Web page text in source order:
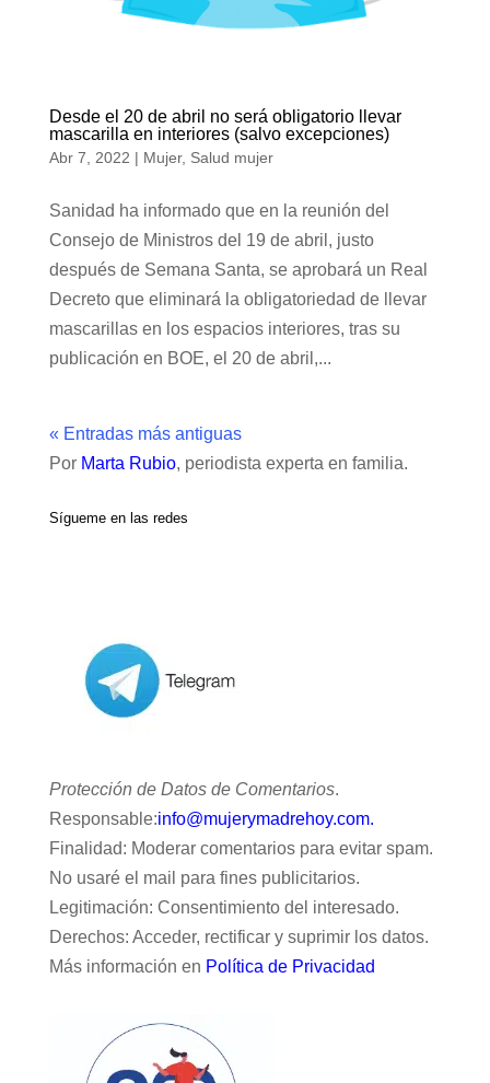
Desde el 20 de abril no será obligatorio llevar
mascarilla en interiores (salvo excepciones)
Abr 7, 2022 | Mujer, Salud mujer
Sanidad ha informado que en la reunión del
Consejo de Ministros del 19 de abril, justo
después de Semana Santa, se aprobará un Real
Decreto que eliminará la obligatoriedad de llevar
mascarillas en los espacios interiores, tras su
publicación en BOE, el 20 de abril,...
« Entradas más antiguas
Por Marta Rubio, periodista experta en familia.
Sígueme en las redes
Protección de Datos de Comentarios.
Responsable:info@mujerymadrehoy.com.
Finalidad: Moderar comentarios para evitar spam.
No usaré el mail para fines publicitarios.
Legitimación: Consentimiento del interesado.
Derechos: Acceder, rectificar y suprimir los datos.
Más información en Política de Privacidad